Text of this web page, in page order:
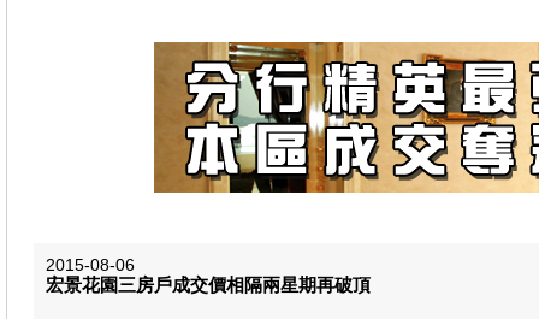
2015-08-06
宏景花園三房戶成交價相隔兩星期再破頂